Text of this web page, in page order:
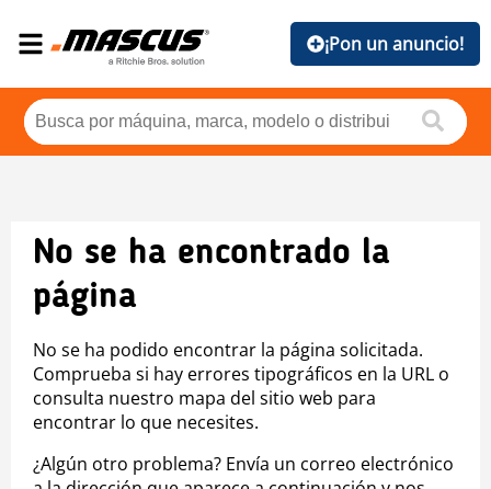
¡Pon un anuncio!
No se ha encontrado la
página
No se ha podido encontrar la página solicitada.
Comprueba si hay errores tipográficos en la URL o
consulta nuestro mapa del sitio web para
encontrar lo que necesites.
¿Algún otro problema? Envía un correo electrónico